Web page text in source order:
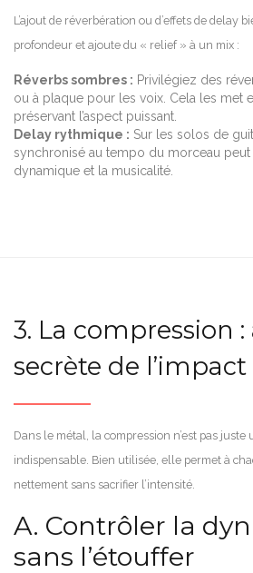
L’ajout de réverbération ou d’effets de delay
profondeur et ajoute du « relief » à un mix :
Réverbs sombres : Privilégiez des
ou à plaque pour les voix. Cela les met
préservant l’aspect puissant.
Delay rythmique : Sur les solos de
synchronisé au tempo du morceau peut
dynamique et la musicalité.
3. La compression
secrète de l’impact
Dans le métal, la compression n’est pas juste
indispensable. Bien utilisée, elle permet à
nettement sans sacrifier l’intensité.
A. Contrôler la
sans l’étouffer